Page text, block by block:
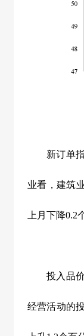
新订单指
业看，建筑
上月下降0.2
投入品价
经营活动的